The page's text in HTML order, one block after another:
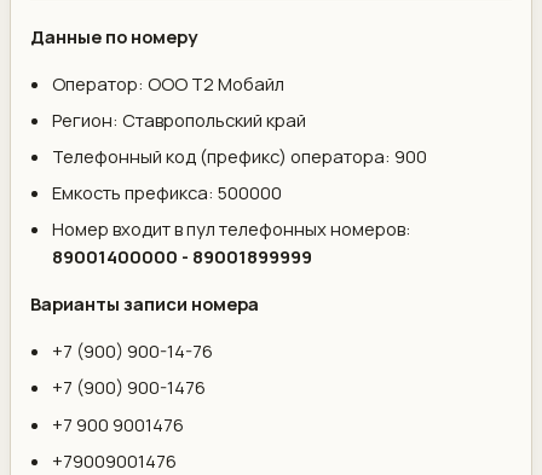
Данные по номеру
Оператор: ООО Т2 Мобайл
Регион: Ставропольский край
Телефонный код (префикс) оператора: 900
Емкость префикса: 500000
Номер входит в пул телефонных номеров:
89001400000 - 89001899999
Варианты записи номера
+7 (900) 900-14-76
+7 (900) 900-1476
+7 900 9001476
+79009001476